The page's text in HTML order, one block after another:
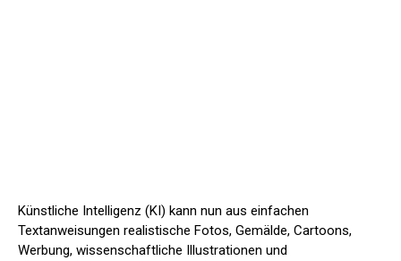
Künstliche Intelligenz (KI) kann nun aus einfachen
Textanweisungen realistische Fotos, Gemälde, Cartoons,
Werbung, wissenschaftliche Illustrationen und